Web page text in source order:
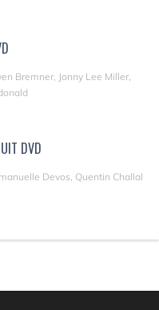
Bremner, Jonny Lee Miller,
DVD
Devos, Quentin Challal